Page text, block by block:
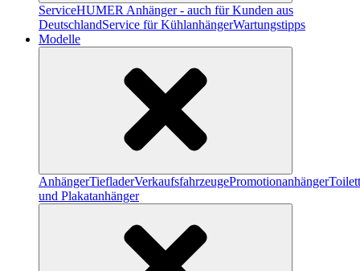
ServiceHUMER Anhänger - auch für Kunden aus
DeutschlandService für KühlanhängerWartungstipps
Modelle
AnhängerTiefladerVerkaufsfahrzeugePromotionanhänger
und Plakatanhänger